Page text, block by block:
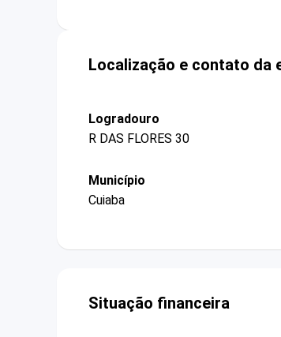
Localização e contato da
Logradouro
R DAS FLORES 30
Município
Cuiaba
Situação financeira